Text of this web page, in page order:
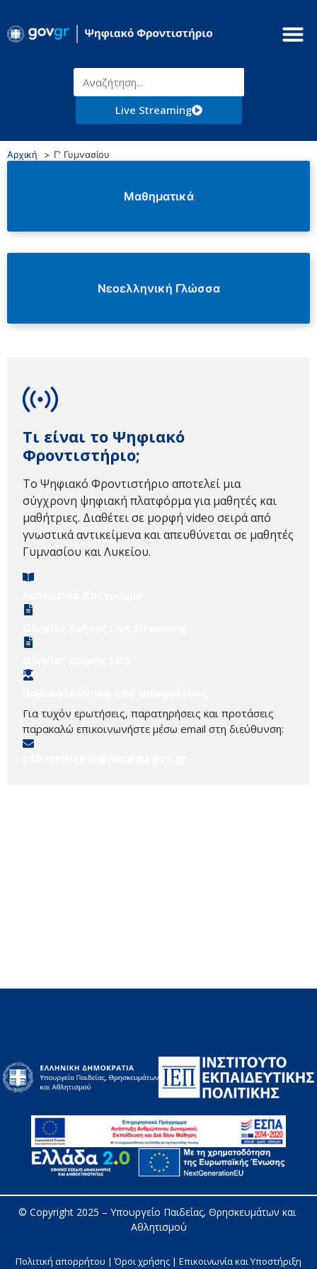
Live Streaming
Αρχική Γ' Γυμνασίου
Μαθηματικά
Νεοελληνική Γλώσσα
Τι είναι το Ψηφιακό
Φροντιστήριο;
Το Ψηφιακό Φροντιστήριο αποτελεί μια
σύγχρονη ψηφιακή πλατφόρμα για μαθητές και
μαθήτριες. Διαθέτει σε μορφή video σειρά από
γνωστικά αντικείμενα και απευθύνεται σε μαθητές
Γυμνασίου και Λυκείου.
Για τυχόν ερωτήσεις, παρατηρήσεις και προτάσεις
παρακαλώ επικοινωνήστε μέσω email στη διεύθυνση:
© Copyright 2025 – Υπουργείο Παιδείας, Θρησκευμάτων και
Αθλητισμού
Πολιτική απορρήτου | Όροι χρήσης | Επικοινωνία και Υποστήριξη